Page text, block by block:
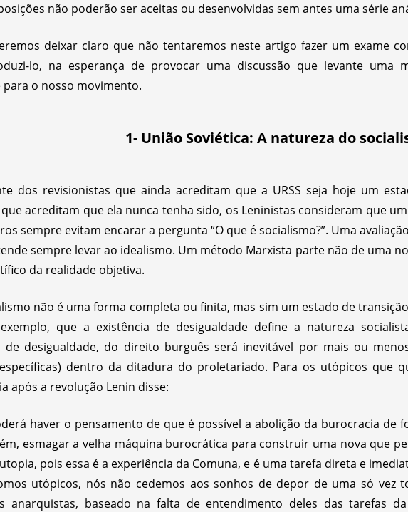
não poderão ser aceitas ou desenvolvidas sem antes uma série
deixar claro que não tentaremos neste artigo fazer um exame
lo, na esperança de provocar uma discussão que levante uma
o nosso movimento.
1- União Soviética: A natureza do
dos revisionistas que ainda acreditam que a URSS seja hoje um
acreditam que ela nunca tenha sido, os Leninistas consideram que
sempre evitam encarar a pergunta “O que é socialismo?”. Uma
sempre levar ao idealismo. Um método Marxista parte não de uma
da realidade objetiva.
não é uma forma completa ou finita, mas sim um estado de
que a existência de desigualdade define a natureza
de desigualdade, do direito burguês será inevitável por mais ou
dentro da ditadura do proletariado. Para os utópicos que
após a revolução Lenin disse:
haver o pensamento de que é possível a abolição da burocracia de
esmagar a velha máquina burocrática para construir uma nova que
pois essa é a experiência da Comuna, e é uma tarefa direta e
utópicos, nós não cedemos aos sonhos de depor de uma só vez
anarquistas, baseado na falta de entendimento deles das tarefas